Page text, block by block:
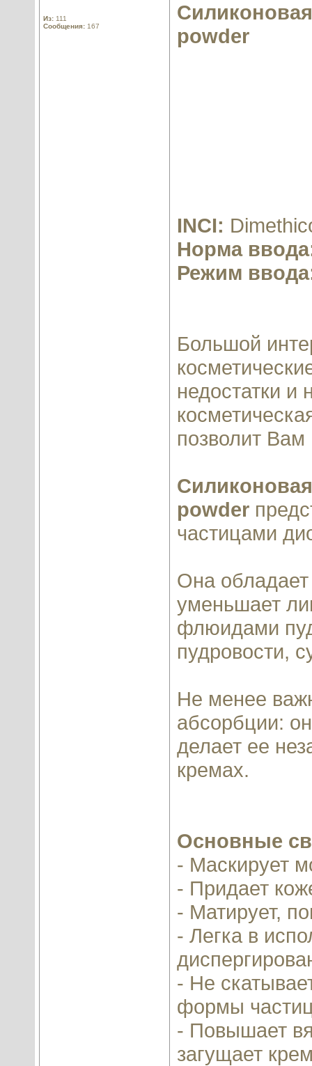
Из: 111
Сообщения: 167
powder
INCI:
Норма
Режим
Большой
недостатки и
позволит Вам
powder
частицами
Она
уменьшает
флюидами
пудровости,
Не менее
абсорбции:
делает ее
кремах.
Основные
- Маскирует
- Придает
- Матирует,
- Легка в
- Не
формы
- Повышает
загущает